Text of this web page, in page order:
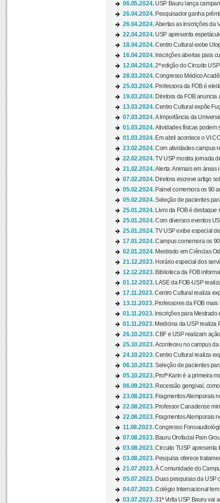
06.05.2024. USP Bauru lança
26.04.2024. Pesquisador ganha
26.04.2024.Abertas as inscrições da
22.04.2024. USP apresenta
18.04.2024.Centro Cultural exibe
16.04.2024. Inscrições abertas para
12.04.2024.2ª edição do Circuito
28.03.2024.Congresso Médico
25.03.2024. Professora da FOB é
19.03.2024. Diretora da FOB anuncia
13.03.2024.Centro Cultural expõe
07.03.2024.A Importância da
01.03.2024.Atividades físicas podem
01.03.2024. Em abril acontece o VI
23.02.2024.Com atividades campus
22.02.2024.TV USP mostra jornada
21.02.2024.Alerta: Animais em áreas
07.02.2024. Diretora escreve artigo
05.02.2024. Painel comemora os 90
05.02.2024.Seleção de pacientes
25.01.2024.
Livro da FOB é destaque
25.01.2024.Com diversos eventos
25.01.2024.TV USP exibe especial
17.01.2024.Campus comemora os
02.01.2024. Mestrado em Ciências
21.12.2023. Horário especial dos
12.12.2023. Biblioteca da FOB
01.12.2023.
LASE da FOB-USP
17.11.2023.Centro Cultural realiza
13.11.2023. Professores da FOB
01.11.2023. Inscrições para
01.11.2023. Medicina da USP realiza
26.10.2023.CBF e USP realizam
25.10.2023.Aconteceu no campus da
24.10.2023.Centro Cultural realiza
06.10.2023.Seleção de pacientes
05.10.2023. Profª Karin é a primeira
06.09.2023. Recessão gengival,
23.08.2023. Fragmentos Atemporais
22.08.2023. Professor Canadense
22.08.2023. Fragmentos Atemporais
11.08.2023.Congresso
07.08.2023. Bauru Orofacial Pain
03.08.2023.Circuito TUSP apresenta
03.08.2023. Pesquisa oferece
21.07.2023.À Comunidade do
05.07.2023. Duas pesquisas da USP
04.07.2023.Colégio Internacional
03.07.2023.31ª Volta USP Bauru vai